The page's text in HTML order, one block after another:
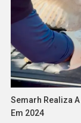
Semarh Realiza
Em 2024